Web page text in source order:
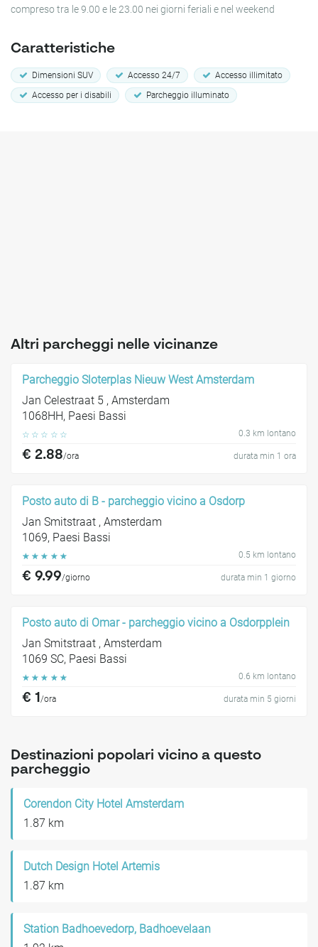
compreso tra le 9.00 e le 23.00 nei giorni feriali e nel weekend
Caratteristiche
Dimensioni SUV Accesso 24/7
Accesso illimitato
Accesso per i disabili
Parcheggio illuminato
Altri parcheggi nelle vicinanze
Parcheggio Sloterplas Nieuw West Amsterdam
Jan Celestraat 5 , Amsterdam
1068HH, Paesi Bassi
☆ ☆ ☆ ☆ ☆ 0.3 km lontano
€ 2.88/ora durata min 1 ora
Posto auto di B - parcheggio vicino a Osdorp
Jan Smitstraat , Amsterdam
1069, Paesi Bassi
☆ ☆ ☆ ☆ ☆ 0.5 km lontano
€ 9.99/giorno durata min 1 giorno
Posto auto di Omar - parcheggio vicino a Osdorpplein
Jan Smitstraat , Amsterdam
1069 SC, Paesi Bassi
☆ ☆ ☆ ☆ ☆ 0.6 km lontano
€ 1/ora durata min 5 giorni
Destinazioni popolari vicino a questo
parcheggio
Corendon City Hotel Amsterdam
1.87 km
Dutch Design Hotel Artemis
1.87 km
Station Badhoevedorp, Badhoevelaan